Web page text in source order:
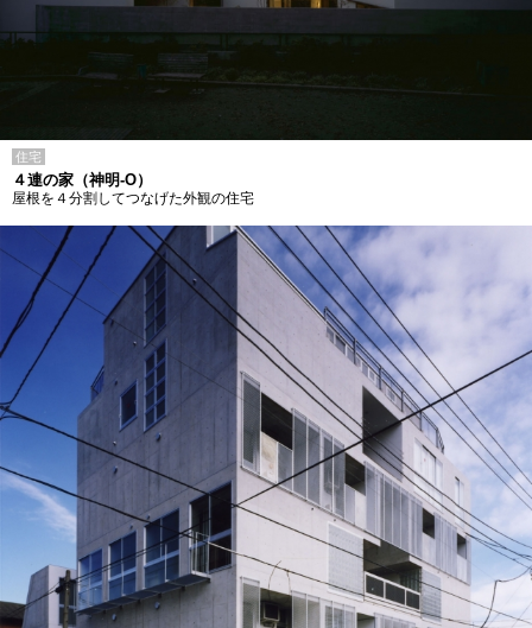
住宅
４連の家（神明-O）
屋根を４分割してつなげた外観の住宅